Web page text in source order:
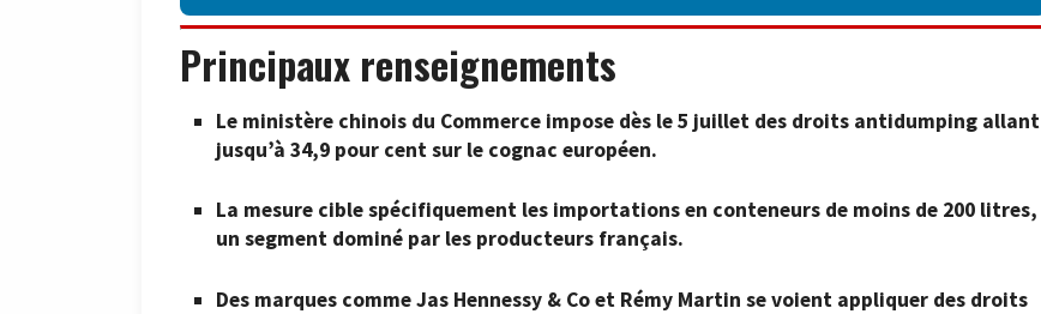
Principaux renseignements
Le ministère chinois du Commerce impose dès le 5 juillet des droits antidumping allant
jusqu’à 34,9 pour cent sur le cognac européen.
La mesure cible spécifiquement les importations en conteneurs de moins de 200 litres,
un segment dominé par les producteurs français.
Des marques comme Jas Hennessy & Co et Rémy Martin se voient appliquer des droits